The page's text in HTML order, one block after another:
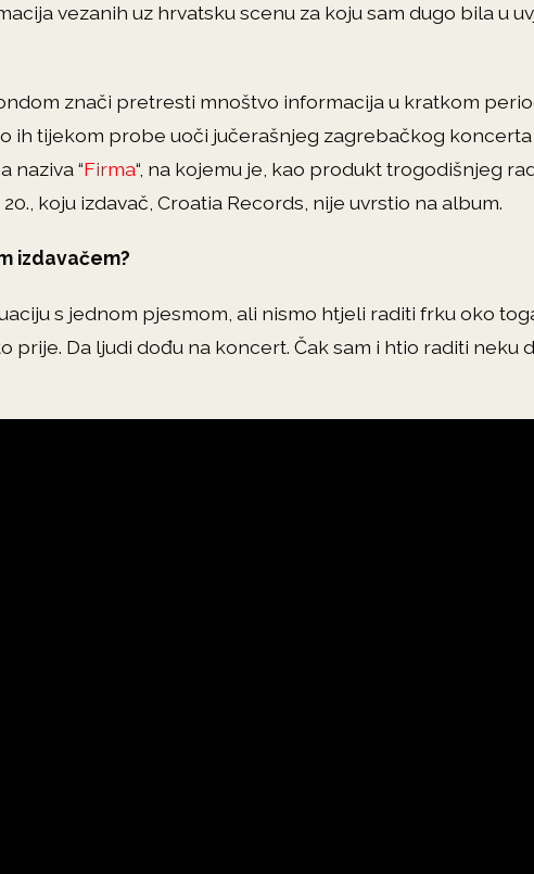
vezanih uz hrvatsku scenu za koju sam dugo bila u
znači pretresti mnoštvo informacija u kratkom
ih tijekom probe uoči jučerašnjeg zagrebačkog koncerta
naziva “Firma“, na kojemu je, kao produkt trogodišnjeg
koju izdavač, Croatia Records, nije uvrstio na album.
izdavačem?
s jednom pjesmom, ali nismo htjeli raditi frku oko
prije. Da ljudi dođu na koncert. Čak sam i htio raditi neku